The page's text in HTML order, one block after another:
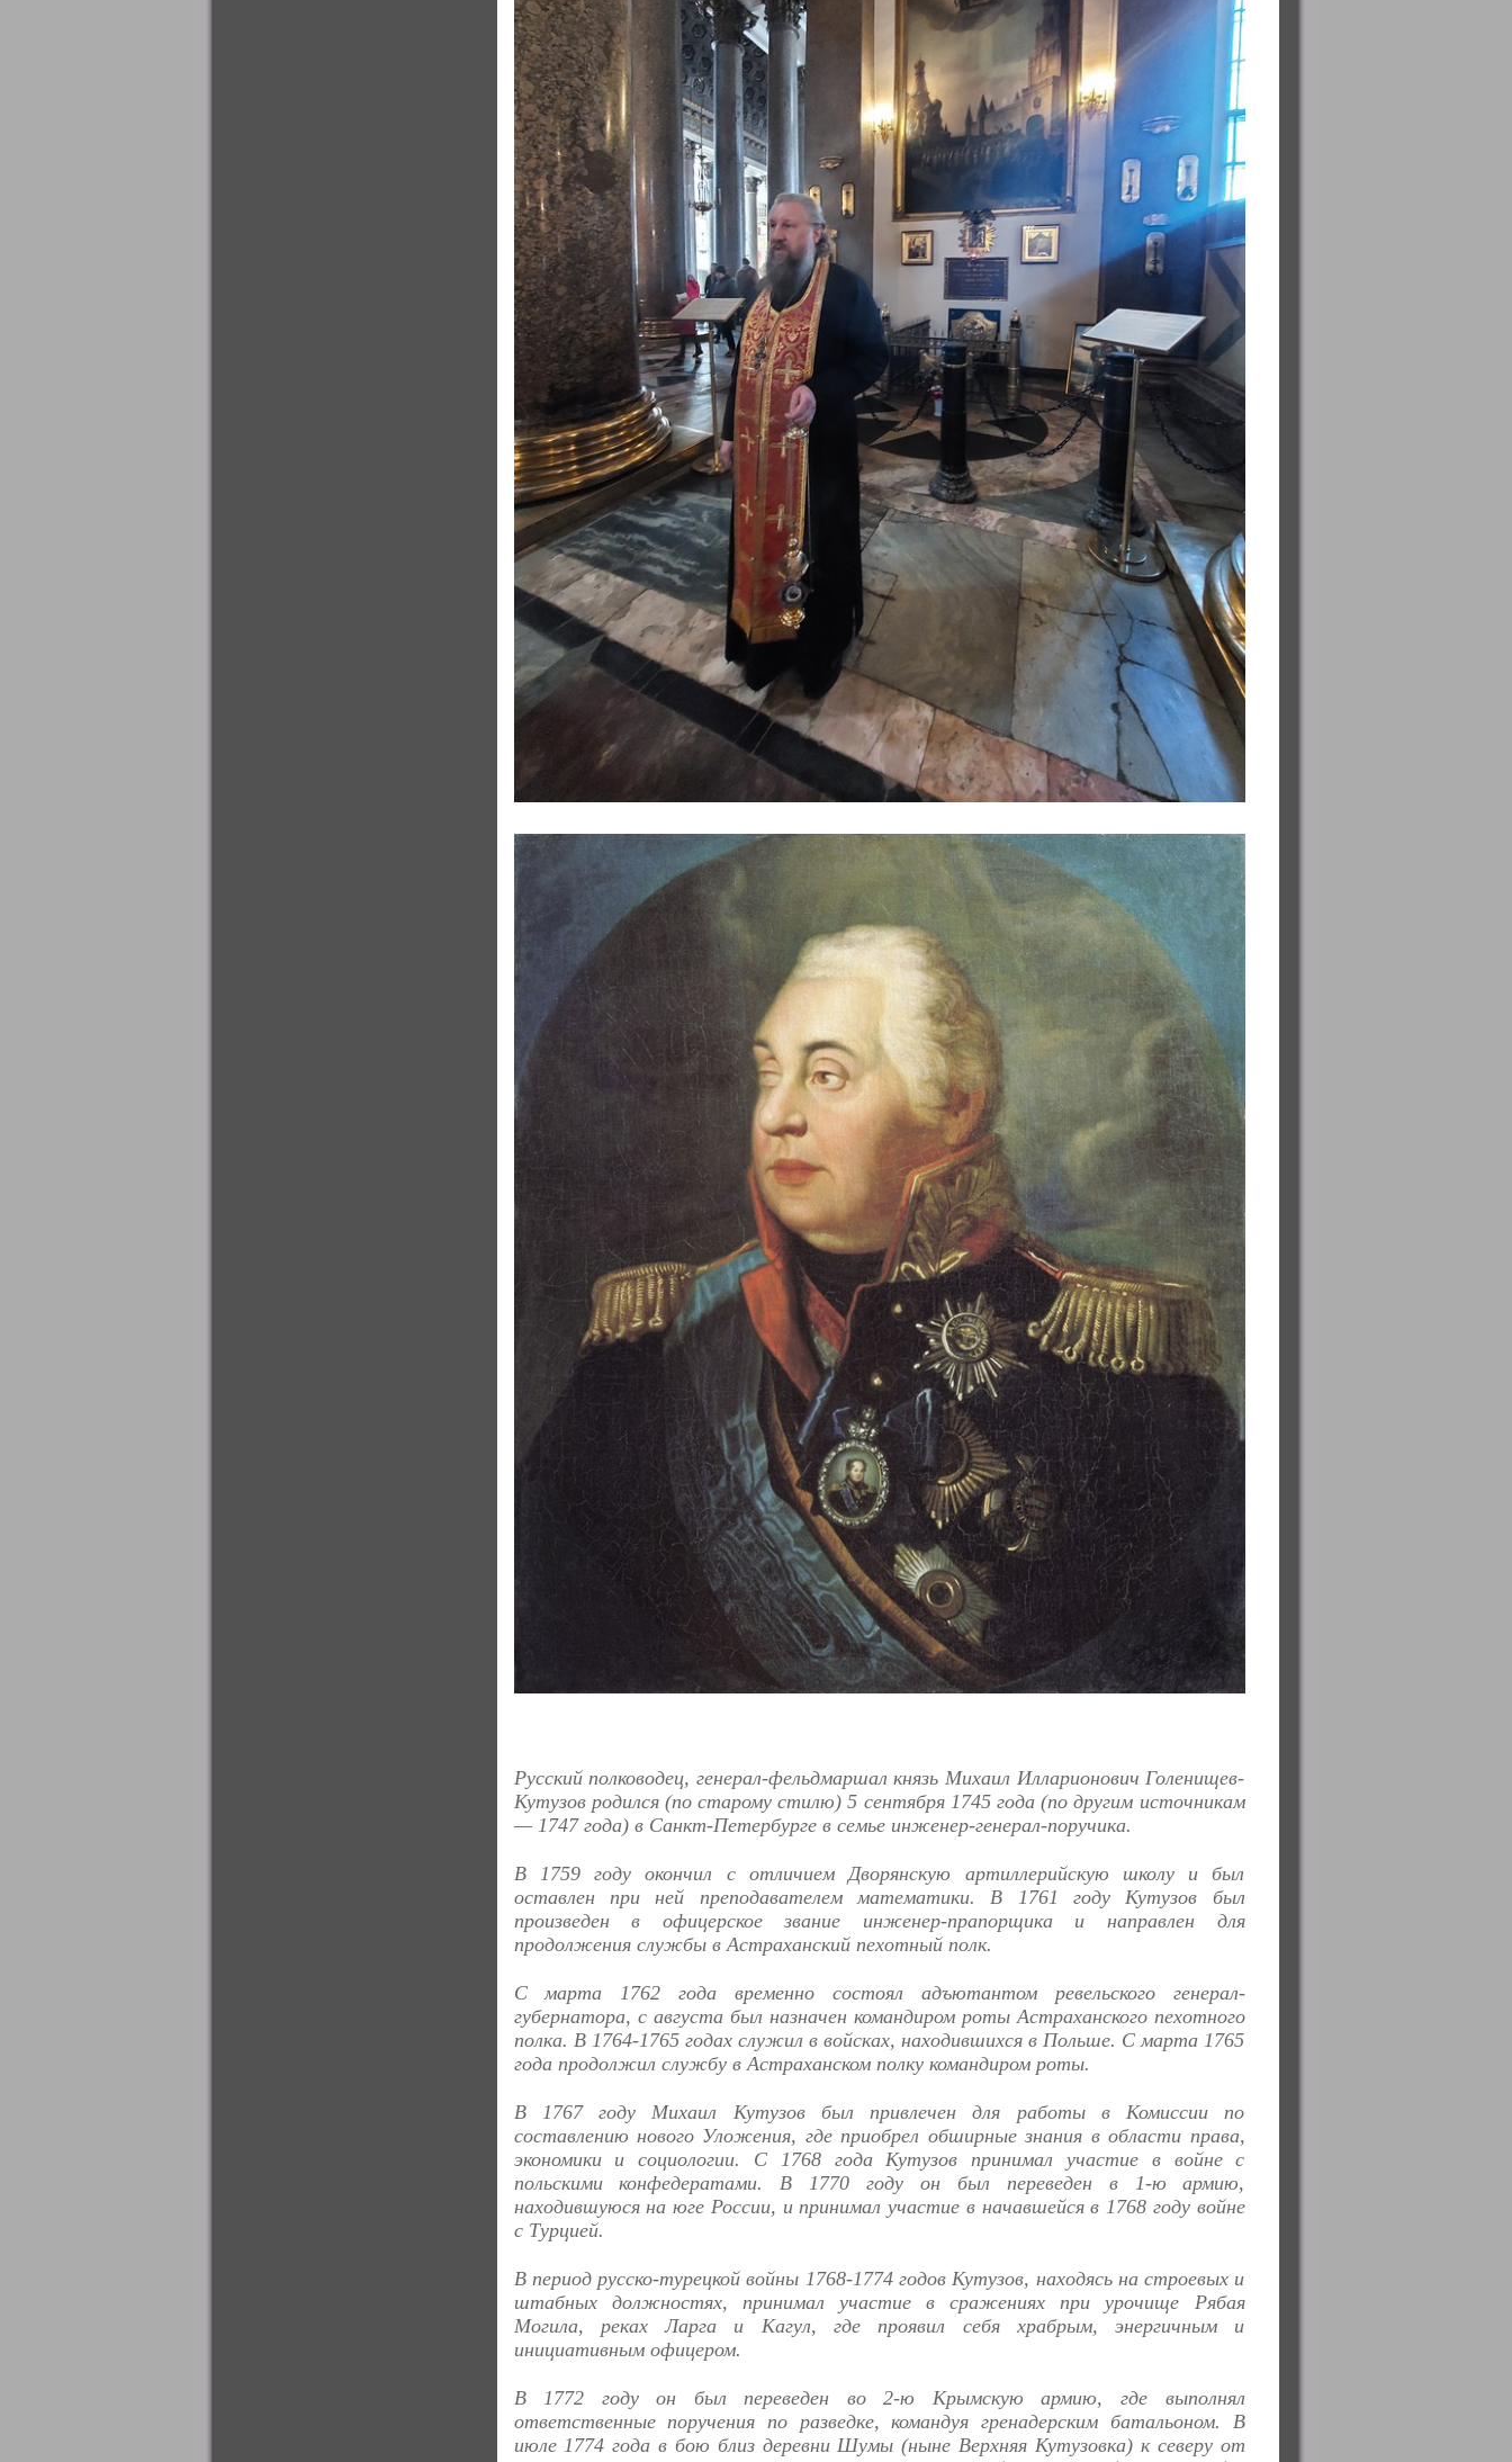
Русский полководец, генерал-фельдмаршал князь Михаил Илларионович Голенищев-
Кутузов родился (по старому стилю) 5 сентября 1745 года (по другим источникам
— 1747 года) в Санкт-Петербурге в семье инженер-генерал-поручика.
В 1759 году окончил с отличием Дворянскую артиллерийскую школу и был
оставлен при ней преподавателем математики. В 1761 году Кутузов был
произведен в офицерское звание инженер-прапорщика и направлен для
продолжения службы в Астраханский пехотный полк.
С марта 1762 года временно состоял адъютантом ревельского генерал-
губернатора, с августа был назначен командиром роты Астраханского пехотного
полка. В 1764-1765 годах служил в войсках, находившихся в Польше. С марта 1765
года продолжил службу в Астраханском полку командиром роты.
В 1767 году Михаил Кутузов был привлечен для работы в Комиссии по
составлению нового Уложения, где приобрел обширные знания в области права,
экономики и социологии. С 1768 года Кутузов принимал участие в войне с
польскими конфедератами. В 1770 году он был переведен в 1-ю армию,
находившуюся на юге России, и принимал участие в начавшейся в 1768 году войне
с Турцией.
В период русско-турецкой войны 1768-1774 годов Кутузов, находясь на строевых и
штабных должностях, принимал участие в сражениях при урочище Рябая
Могила, реках Ларга и Кагул, где проявил себя храбрым, энергичным и
инициативным офицером.
В 1772 году он был переведен во 2-ю Крымскую армию, где выполнял
ответственные поручения по разведке, командуя гренадерским батальоном. В
июле 1774 года в бою близ деревни Шумы (ныне Верхняя Кутузовка) к северу от